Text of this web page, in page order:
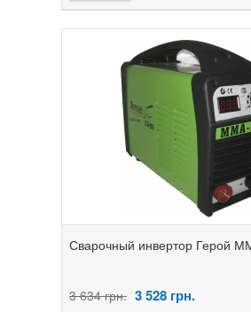
Сварочный инвертор Герой
3 634 грн. 3 528 грн.